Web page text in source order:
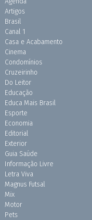
Artigos
Brasil
Canal 1
Casa e Acabamento
Cinema
Condomínios
Cruzeirinho
Do Leitor
Educação
Educa Mais Brasil
Esporte
Economia
Editorial
Exterior
Guia Saúde
Informação Livre
Letra Viva
Magnus Futsal
Mix
Motor
Pets